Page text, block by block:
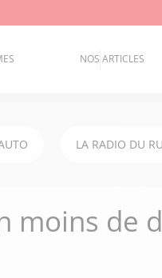
NOS ARTICLES
LA RADIO DU
moins de